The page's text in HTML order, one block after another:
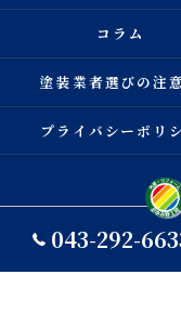
043-292-
コラム
塗装業者選びの注
プライバシーポリ
© 2026 千葉県千葉市の外